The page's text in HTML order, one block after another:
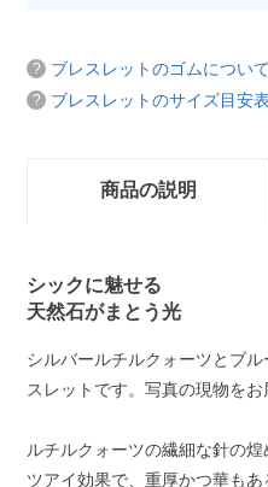
ブレスレットのゴムについて
ブレスレットのサイズ目安表
商品の説明
シックに魅せる
天然石がまとう光
シルバールチルクォーツとブ
スレットです。写真の現物をお
ルチルクォーツの繊細な針の
ツアイ効果で、重厚かつ華もあ